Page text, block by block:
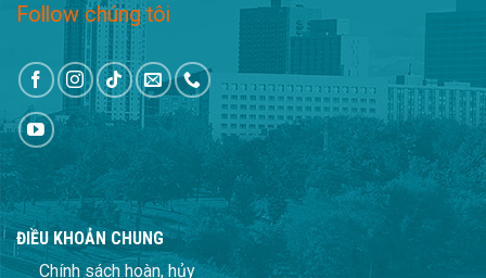
Follow chúng tôi
ĐIỀU KHOẢN CHUNG
Chính sách hoàn, hủy